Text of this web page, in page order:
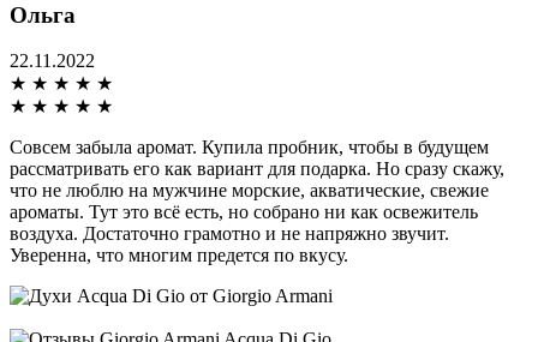
Ольга
22.11.2022
★ ★ ★ ★ ★
★ ★ ★ ★ ★
Совсем забыла аромат. Купила пробник, чтобы в будущем
рассматривать его как вариант для подарка. Но сразу скажу,
что не люблю на мужчине морские, акватические, свежие
ароматы. Тут это всё есть, но собрано ни как освежитель
воздуха. Достаточно грамотно и не напряжно звучит.
Уверенна, что многим предется по вкусу.